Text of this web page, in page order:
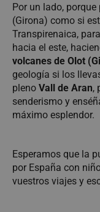
Por un lado,
(Girona) como si
Transpirenaica, para
hacia el este,
volcanes de Olot
geología si los
pleno Vall de Aran,
senderismo y
máximo esplendor.
Esperamos que la
por España con
vuestros viajes y